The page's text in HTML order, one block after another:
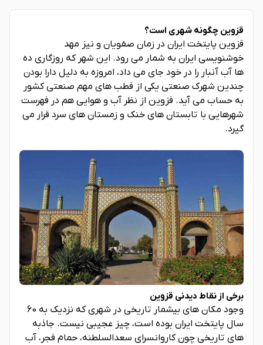
قزوین چگونه شهری است؟
قزوین پایتخت ایران در زمان صفویان و نیز مهد
خوشنویسی ایران به شمار می رود. این شهر که روزگاری ده
ها آب آنبار را در خود جای می داد، امروزه به دلیل دارا بودن
چندین شهرک صنعتی یکی از قطب های مهم صنعتی کشور
به حساب می آید. قزوین از نظر آب و هوایی هم در فهرست
شهرهایی با تابستان های خنک و زمستان های سرد قرار می
گیرد.
برخی از نقاط دیدنی قزوین
وجود مکان های بیشمار تاریخی در شهری که نزدیک به 60
سال پایتخت ایران بوده است، چیز عجیبی نیست. جاذبه
های تاریخی چون کاروانسرای سعدالسلطنه، حمام قجر، آب